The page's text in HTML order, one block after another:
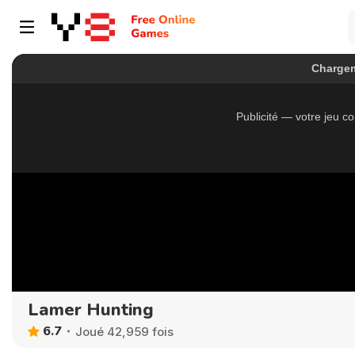
Lamer Hunting
6.7 Joué 42,959 fois